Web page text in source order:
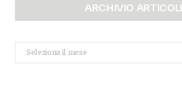
ARCHIVIO ARTICOLI
Archivio
Articoli